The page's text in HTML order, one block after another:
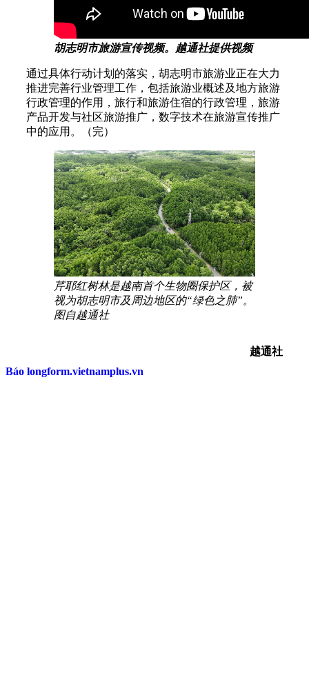
胡志明市旅游宣传视频。越通社提供视频
通过具体行动计划的落实，胡志明市旅游业正在大力
推进完善行业管理工作，包括旅游业概述及地方旅游
行政管理的作用，旅行和旅游住宿的行政管理，旅游
产品开发与社区旅游推广，数字技术在旅游宣传推广
中的应用。（完）
芹耶红树林是越南首个生物圈保护区，被
视为胡志明市及周边地区的“绿色之肺”。
图自越通社
越通社
Báo longform.vietnamplus.vn